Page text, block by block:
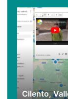
Cilento,
Vallo
di
Diano
ed
Alburni
(e
dintorni)
Cilento,